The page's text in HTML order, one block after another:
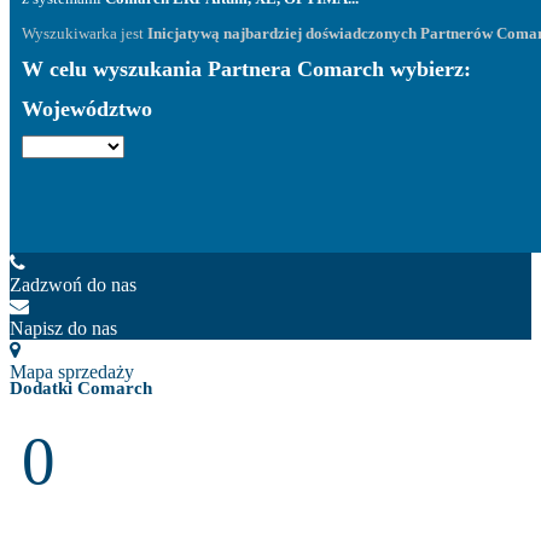
Wyszukiwarka jest Inicjatywą najbardziej doświadczonych Partnerów
W celu wyszukania Partnera Comarch wybierz:
Województwo
Zadzwoń do nas
Napisz do nas
Mapa sprzedaży
Dodatki Comarch
0